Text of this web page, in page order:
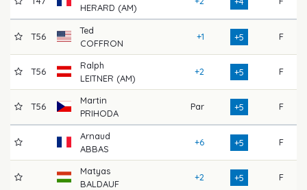
HERARD (AM)
T56
Ted
COFFRON
+1 +5 F
T56
Ralph
LEITNER (AM)
+2 +5 F
T56
Martin
PRIHODA
Par +5 F
Arnaud
ABBAS
+6 +5 F
Matyas
BALDAUF
+2 +5 F